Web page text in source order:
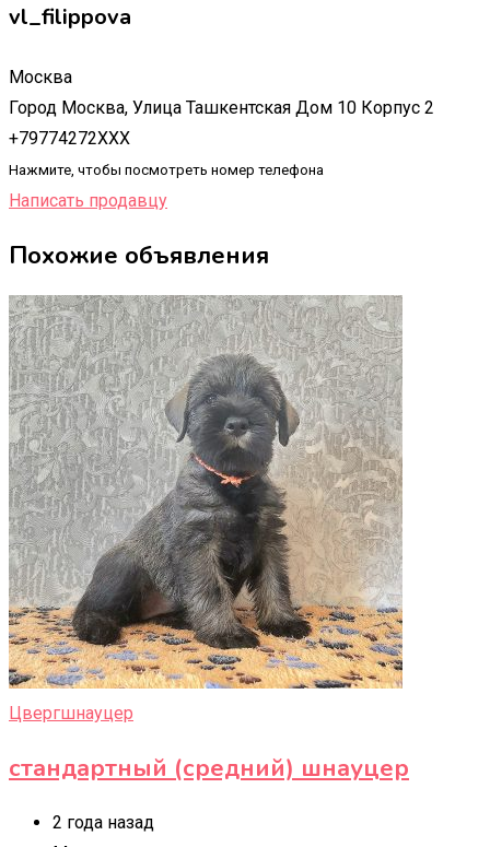
vl_filippova
Москва
Город Москва, Улица Ташкентская Дом 10 Корпус 2
+79774272XXX
Нажмите, чтобы посмотреть номер телефона
Написать продавцу
Похожие объявления
Цвергшнауцер
стандартный (средний) шнауцер
2 года назад